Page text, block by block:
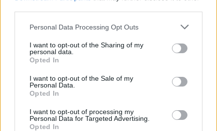
Please note that this website/app uses one or more Google
not limited to your visit or usage behaviour. You may click to
grant or deny consent to Google and its third-party tags to
use your data for below specified purposes in below Google
consent section.
Personal Data Processing Opt Outs
I want to opt-out of the Sharing of my
personal data.
Opted In
I want to opt-out of the Sale of my
Personal Data.
Opted In
I want to opt-out of processing my
Personal Data for Targeted Advertising.
Opted In
Impacto das tarifas dos EUA em São Paulo: Haddad e Tarcísio
Bruno Costa · 9 ago 2026